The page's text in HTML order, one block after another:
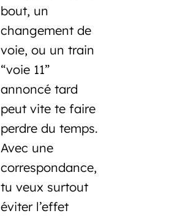
bout, un
changement de
voie, ou un train
“voie 11”
annoncé tard
peut vite te faire
perdre du temps.
Avec une
correspondance,
tu veux surtout
éviter l’effet